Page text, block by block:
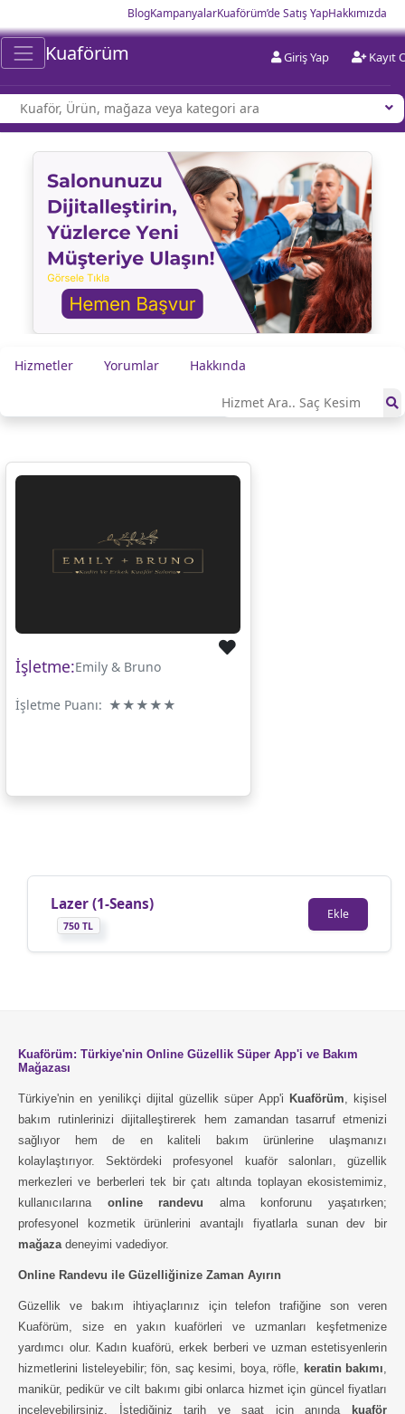
BlogKampanyalarKuaförüm’de Satış YapHakkımızda
Kuaförüm Giriş Yap Kayıt
Hizmetler Yorumlar Hakkında
İşletme:Emily & Bruno
İşletme Puanı: ★★★★★
Lazer (1-Seans)
750 TL
Ekle
Kuaförüm: Türkiye'nin Online Güzellik Süper App'i ve Bakım
Mağazası
Türkiye'nin en yenilikçi dijital güzellik süper App'i Kuaförüm, kişisel
bakım rutinlerinizi dijitalleştirerek hem zamandan tasarruf etmenizi
sağlıyor hem de en kaliteli bakım ürünlerine ulaşmanızı
kolaylaştırıyor. Sektördeki profesyonel kuaför salonları, güzellik
merkezleri ve berberleri tek bir çatı altında toplayan ekosistemimiz,
kullanıcılarına online randevu alma konforunu yaşatırken;
profesyonel kozmetik ürünlerini avantajlı fiyatlarla sunan dev bir
mağazadeneyimi vadediyor.
Online Randevu ile Güzelliğinize Zaman Ayırın
Güzellik ve bakım ihtiyaçlarınız için telefon trafiğine son veren
Kuaförüm, size en yakın kuaförleri ve uzmanları keşfetmenize
yardımcı olur. Kadın kuaförü, erkek berberi ve uzman estetisyenlerin
hizmetlerini listeleyebilir; fön, saç kesimi, boya, röfle, keratin bakımı,
manikür, pedikür ve cilt bakımı gibi onlarca hizmet için güncel fiyatları
inceleyebilirsiniz. İstediğiniz tarih ve saat için anında
kuaför